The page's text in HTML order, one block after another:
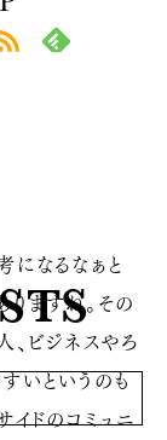
になるなぁと
ますね。その
、ビジネスやろ
いというのも
ドのコミュニ